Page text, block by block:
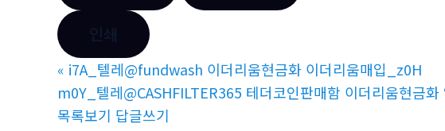
« i7A_텔레@fundwash 이더리움현금화 이더리움매입_z0H
m0Y_텔레@CASHFILTER365 테더코인판매함 이더리움현금
목록보기 답글쓰기